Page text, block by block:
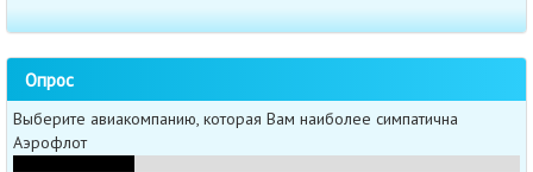
Опрос
Выберите авиакомпанию, которая Вам наиболее симпатична
Аэрофлот